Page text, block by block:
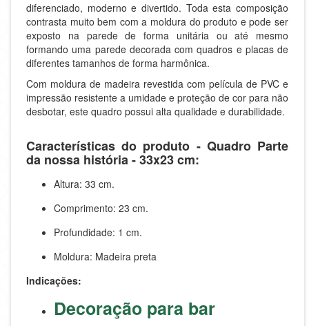
diferenciado, moderno e divertido. Toda esta composição
contrasta muito bem com a moldura do produto e pode ser
exposto na parede de forma unitária ou até mesmo
formando uma parede decorada com quadros e placas de
diferentes tamanhos de forma harmônica.
Com moldura de madeira revestida com película de PVC e
impressão resistente a umidade e proteção de cor para não
desbotar, este quadro possui alta qualidade e durabilidade.
Características do produto - Quadro Parte
da nossa história - 33x23 cm:
Altura: 33 cm.
Comprimento: 23 cm.
Profundidade: 1 cm.
Moldura: Madeira preta
Indicações:
Decoração para bar